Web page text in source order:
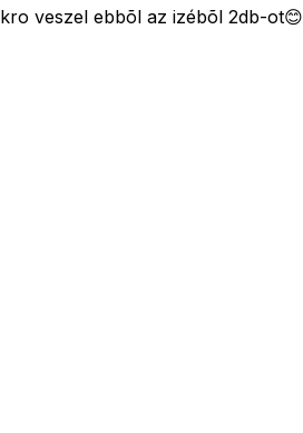
veszel ebbõl az izébõl 2db-ot😊